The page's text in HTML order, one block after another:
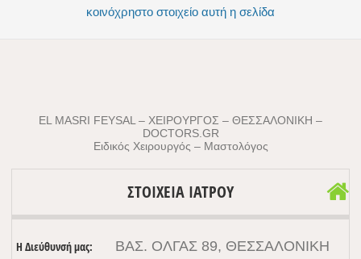
κοινόχρηστο στοιχείο αυτή η σελίδα
EL MASRI FEYSAL – ΧΕΙΡΟΥΡΓΟΣ – ΘΕΣΣΑΛΟΝΙΚΗ –
DOCTORS.GR
Ειδικός Χειρουργός – Μαστολόγος
ΣΤΟΙΧΕΙΑ ΙΑΤΡΟΥ
Η Διεύθυνσή μας: ΒΑΣ. ΟΛΓΑΣ 89, ΘΕΣΣΑΛΟΝΙΚΗ